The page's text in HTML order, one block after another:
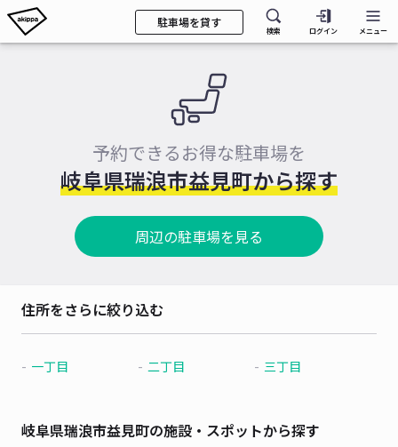
駐車場を貸す
検索 ログイン メニュー
予約できるお得な駐車場を
岐阜県瑞浪市益見町から探す
周辺の駐車場を見る
住所をさらに絞り込む
一丁目 二丁目 三丁目
岐阜県瑞浪市益見町の施設・スポットから探す